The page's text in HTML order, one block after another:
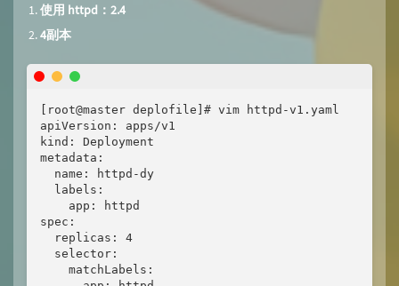
使用 httpd：2.4
4副本
[root@master deplofile]# vim httpd-v1.yaml
apiVersion: apps/v1
kind: Deployment
metadata:
  name: httpd-dy
  labels:
app: httpd
spec:
  replicas: 4
  selector:
matchLabels: